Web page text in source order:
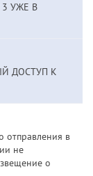
УЖЕ В
ДОСТУП К
отправления в
не
о